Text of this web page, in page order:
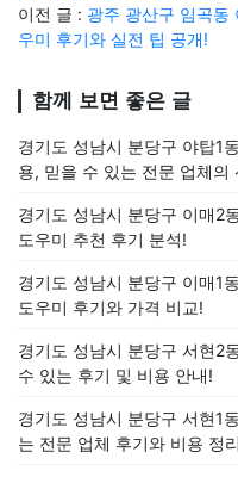
이전 글 : 광주 광산구 임곡동
우미 후기와 실전 팁 공개!
함께 보면 좋은 글
경기도 성남시 분당구 야탑1
용, 믿을 수 있는 전문 업체의
경기도 성남시 분당구 이매2
도우미 추천 후기 분석!
경기도 성남시 분당구 이매1
도우미 후기와 가격 비교!
경기도 성남시 분당구 서현2
수 있는 후기 및 비용 안내!
경기도 성남시 분당구 서현1
는 전문 업체 후기와 비용 정